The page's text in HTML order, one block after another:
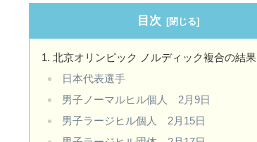
目次
北京オリンピック ノルディック複合の結果
日本代表選手
男子ノーマルヒル個人 2月9日
男子ラージヒル個人 2月15日